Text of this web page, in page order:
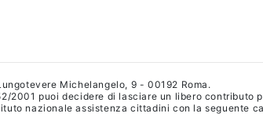
Michelangelo, 9 - 00192 Roma.
2001 puoi decidere di lasciare un libero
nazionale assistenza cittadini con la seguente